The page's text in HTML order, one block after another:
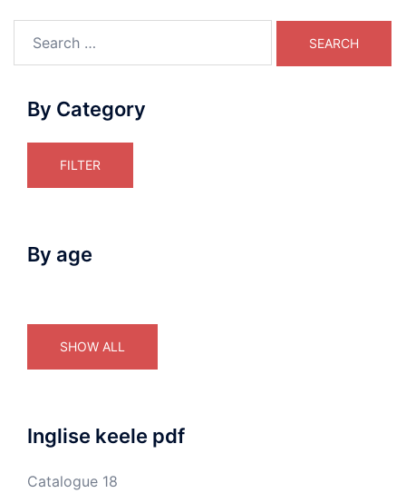
By Category
FILTER
By age
SHOW ALL
Inglise keele pdf
Catalogue 18